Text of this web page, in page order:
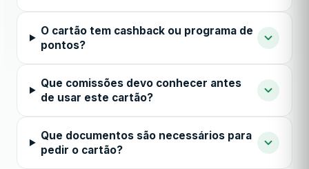
O cartão tem cashback ou programa de
pontos?
Que comissões devo conhecer antes
de usar este cartão?
Que documentos são necessários para
pedir o cartão?